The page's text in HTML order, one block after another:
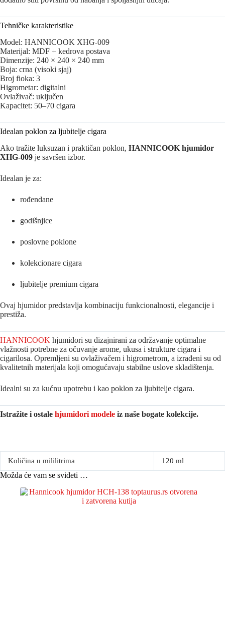
Tehničke karakteristike
Model: HANNICOOK XHG-009
Materijal: MDF + kedrova postava
Dimenzije: 240 × 240 × 240 mm
Boja: crna (visoki sjaj)
Broj fioka: 3
Higrometar: digitalni
Ovlaživač: uključen
Kapacitet: 50–70 cigara
Idealan poklon za ljubitelje cigara
Ako tražite luksuzan i praktičan poklon, HANNICOOK hjumidor
XHG-009 je savršen izbor.
Idealan je za:
rođendane
godišnjice
poslovne poklone
kolekcionare cigara
ljubitelje premium cigara
Ovaj hjumidor predstavlja kombinaciju funkcionalnosti, elegancije i
prestiža.
HANNICOOK hjumidori su dizajnirani za održavanje optimalne
vlažnosti potrebne za očuvanje arome, ukusa i strukture cigara i
cigarilosa. Opremljeni su ovlaživačem i higrometrom, a izrađeni su od
kvalitetnih materijala koji omogućavaju stabilne uslove skladištenja.
Idealni su za kućnu upotrebu i kao poklon za ljubitelje cigara.
Istražite i ostale hjumidori modele iz naše bogate kolekcije.
Količina u mililitrima 120 ml
Možda će vam se svideti …